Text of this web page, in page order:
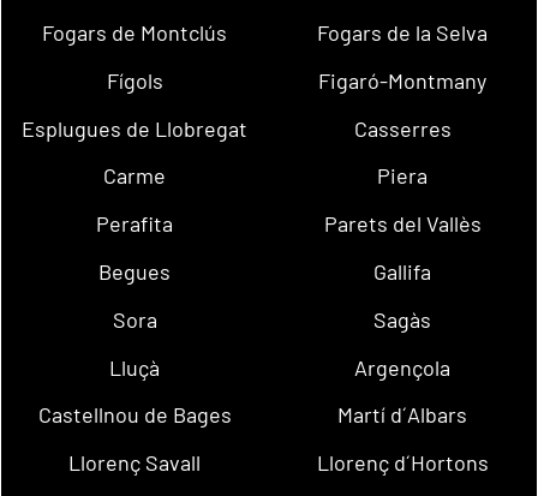
Fogars de Montclús
Fogars de la Selva
Fígols
Figaró-Montmany
Esplugues de Llobregat
Casserres
Carme
Piera
Perafita
Parets del Vallès
Begues
Gallifa
Sora
Sagàs
Lluçà
Argençola
Castellnou de Bages
Martí d´Albars
Llorenç Savall
Llorenç d´Hortons